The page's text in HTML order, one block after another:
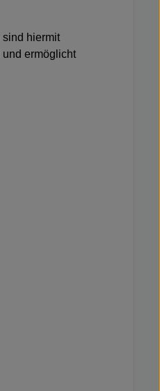
sind hiermit
ermöglicht